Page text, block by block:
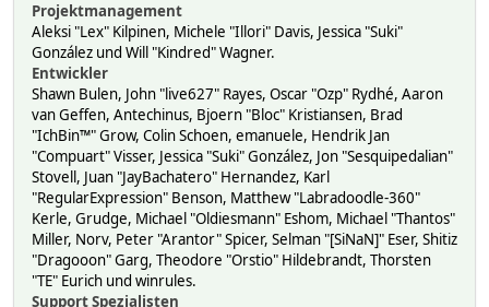
Projektmanagement
Aleksi "Lex" Kilpinen, Michele "Illori" Davis, Jessica "Suki"
González und Will "Kindred" Wagner.
Entwickler
Shawn Bulen, John "live627" Rayes, Oscar "Ozp" Rydhé, Aaron
van Geffen, Antechinus, Bjoern "Bloc" Kristiansen, Brad
"IchBin™" Grow, Colin Schoen, emanuele, Hendrik Jan
"Compuart" Visser, Jessica "Suki" González, Jon "Sesquipedalian"
Stovell, Juan "JayBachatero" Hernandez, Karl
"RegularExpression" Benson, Matthew "Labradoodle-360"
Kerle, Grudge, Michael "Oldiesmann" Eshom, Michael "Thantos"
Miller, Norv, Peter "Arantor" Spicer, Selman "[SiNaN]" Eser, Shitiz
"Dragooon" Garg, Theodore "Orstio" Hildebrandt, Thorsten
"TE" Eurich und winrules.
Support Spezialisten